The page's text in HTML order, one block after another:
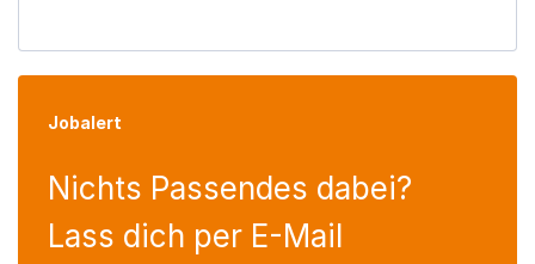
Jobalert
Nichts Passendes dabei?
Lass dich per E-Mail